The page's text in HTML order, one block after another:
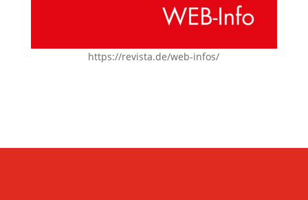
https://revista.de/web-infos/